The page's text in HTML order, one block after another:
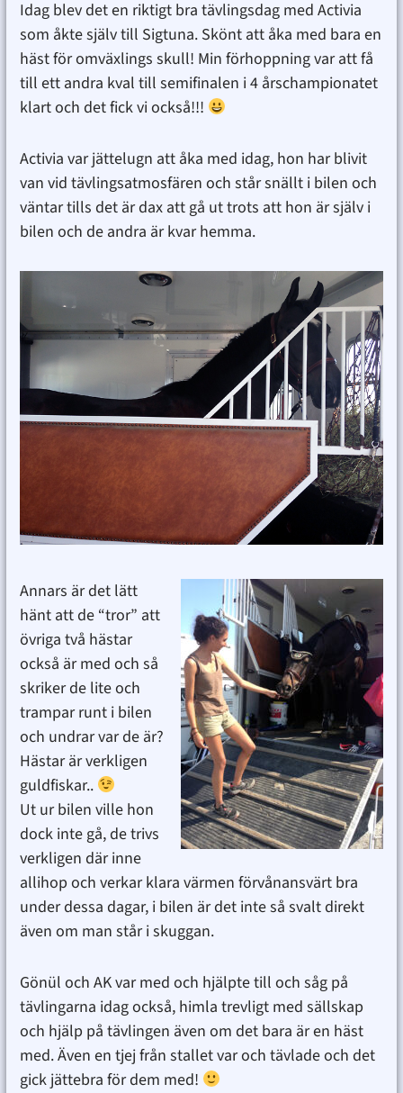
Idag blev det en riktigt bra tävlingsdag med Activia
som åkte själv till Sigtuna. Skönt att åka med bara en
häst för omväxlings skull! Min förhoppning var att få
till ett andra kval till semifinalen i 4 årschampionatet
klart och det fick vi också!!!
Activia var jättelugn att åka med idag, hon har blivit
van vid tävlingsatmosfären och står snällt i bilen och
väntar tills det är dax att gå ut trots att hon är själv i
bilen och de andra är kvar hemma.
Annars är det lätt
hänt att de “tror” att
övriga två hästar
också är med och så
skriker de lite och
trampar runt i bilen
och undrar var de är?
Hästar är verkligen
guldfiskar..
Ut ur bilen ville hon
dock inte gå, de trivs
verkligen där inne
allihop och verkar klara värmen förvånansvärt bra
under dessa dagar, i bilen är det inte så svalt direkt
även om man står i skuggan.
Gönül och AK var med och hjälpte till och såg på
tävlingarna idag också, himla trevligt med sällskap
och hjälp på tävlingen även om det bara är en häst
med. Även en tjej från stallet var och tävlade och det
gick jättebra för dem med!